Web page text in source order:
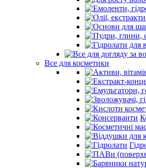
Все для косметики